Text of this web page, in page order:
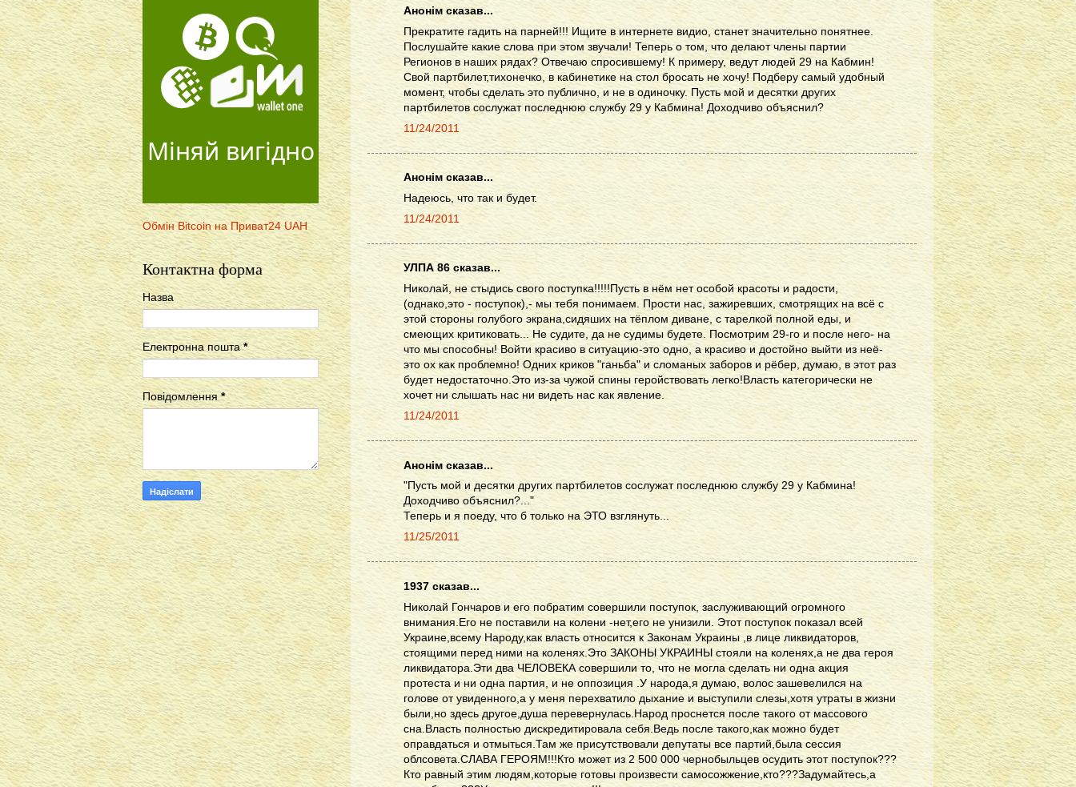
Анонім сказав...
Прекратите гадить на парней!!! Ищите в интернете видио, станет значительно понятнее.
Послушайте какие слова при этом звучали! Теперь о том, что делают члены партии
Регионов в наших рядах? Отвечаю спросившему! К примеру, ведут людей 29 на Кабмин!
Свой партбилет,тихонечко, в кабинетике на стол бросать не хочу! Подберу самый удобный
момент, чтобы сделать это публично, и не в одиночку. Пусть мой и десятки других
партбилетов сослужат последнюю службу 29 у Кабмина! Доходчиво объяснил?
11/24/2011
Анонім сказав...
Надеюсь, что так и будет.
11/24/2011
УЛПА 86 сказав...
Николай, не стыдись свого поступка!!!!!Пусть в нём нет особой красоты и радости,
(однако,это - поступок),- мы тебя понимаем. Прости нас, зажиревших, смотрящих на всё с
этой стороны голубого экрана,сидяших на тёплом диване, с тарелкой полной еды, и
смеющих критиковать... Не судите, да не судимы будете. Посмотрим 29-го и после него- на
что мы способны! Войти красиво в ситуацию-это одно, а красиво и достойно выйти из неё-
это ох как проблемно! Одних криков "ганьба" и сломаных заборов и рёбер, думаю, в этот раз
будет недостаточно.Это из-за чужой спины геройствовать легко!Власть категорически не
хочет ни слышать нас ни видеть нас как явление.
11/24/2011
Анонім сказав...
"Пусть мой и десятки других партбилетов сослужат последнюю службу 29 у Кабмина!
Доходчиво объяснил?..."
Теперь и я поеду, что б только на ЭТО взглянуть...
11/25/2011
1937 сказав...
Николай Гончаров и его побратим совершили поступок, заслуживающий огромного
внимания.Его не поставили на колени -нет,его не унизили. Этот поступок показал всей
Украине,всему Народу,как власть относится к Законам Украины ,в лице ликвидаторов,
стоящими перед ними на коленях.Это ЗАКОНЫ УКРАИНЫ стояли на коленях,а не два героя
ликвидатора.Эти два ЧЕЛОВЕКА совершили то, что не могла сделать ни одна акция
протеста и ни одна партия, и не оппозиция .У народа,я думаю, волос зашевелился на
голове от увиденного,а у меня перехватило дыхание и выступили слезы,хотя утраты в жизни
были,но здесь другое,душа перевернулась.Народ проснется после такого от массового
сна.Власть полностью дискредитировала себя.Ведь после такого,как можно будет
оправдаться и отмыться.Там же присутствовали депутаты все партий,была сессия
облсовета.СЛАВА ГЕРОЯМ!!!Кто может из 2 500 000 чернобыльцев осудить этот поступок???
Кто равный этим людям,которые готовы произвести самосожжение,кто???Задумайтесь,а
Міняй вигідно
Обмін Bitcoin на Приват24 UAH
Контактна форма
Назва
Електронна пошта*
Повідомлення*